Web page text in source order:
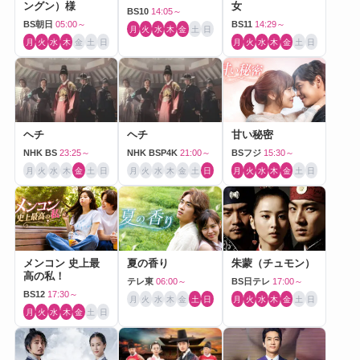
ングン）様
BS朝日 05:00～
月 火 水 木 金 土 日
BS10 14:05～
月 火 水 木 金 土 日
女
BS11 14:29～
月 火 水 木 金 土 日
ヘチ
NHK BS 23:25～
月 火 水 木 金 土 日
ヘチ
NHK BSP4K 21:00～
月 火 水 木 金 土 日
甘い秘密
BSフジ 15:30～
月 火 水 木 金 土 日
メンコン 史上最
高の私！
BS12 17:30～
月 火 水 木 金 土 日
夏の香り
テレ東 06:00～
月 火 水 木 金 土 日
朱蒙（チュモン）
BS日テレ 17:00～
月 火 水 木 金 土 日